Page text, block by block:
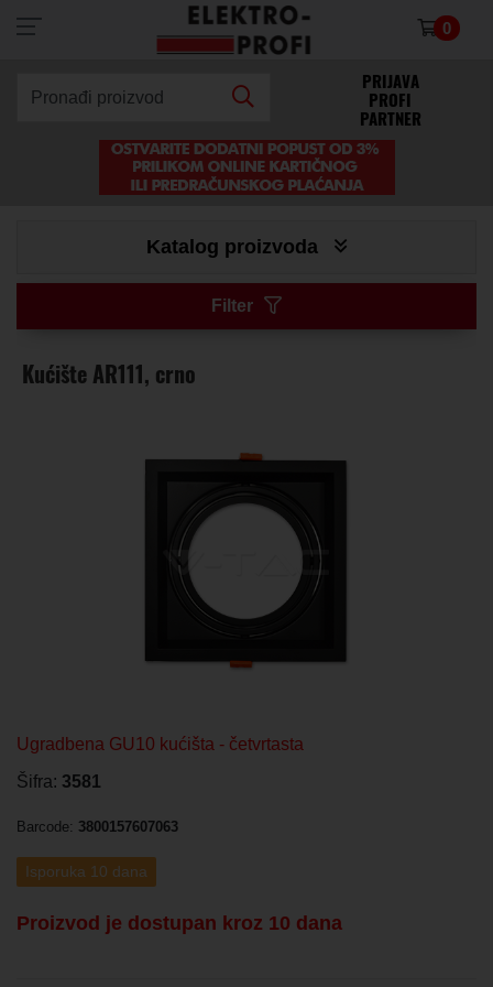
×
0
Pronađi proizvod
PRIJAVA
PROFI
PARTNER
Katalog proizvoda
Filter
Kućište AR111, crno
Ugradbena GU10 kućišta - četvrtasta
Šifra: 3581
Barcode: 3800157607063
Isporuka 10 dana
Proizvod je dostupan kroz 10 dana